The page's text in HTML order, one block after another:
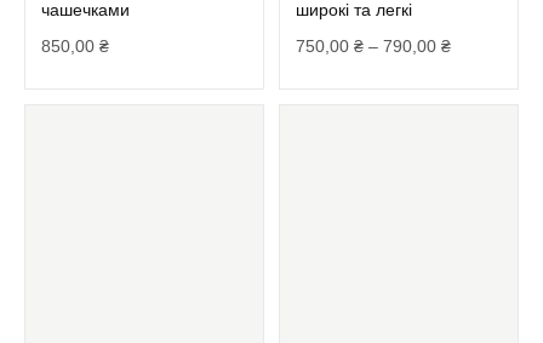
чашечками
850,00 ₴
широкі та легкі
750,00₴ – 790,00₴